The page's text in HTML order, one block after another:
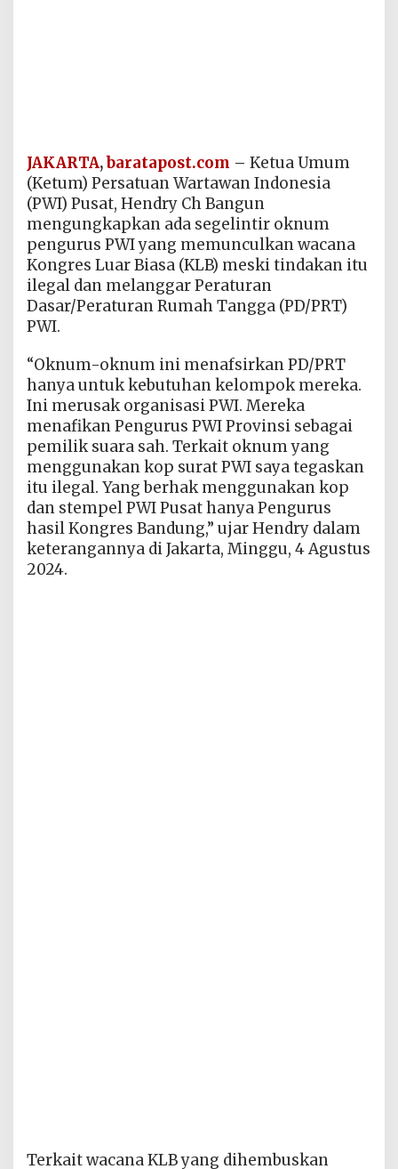
JAKARTA,baratapost.com – Ketua Umum
(Ketum) Persatuan Wartawan Indonesia
(PWI) Pusat, Hendry Ch Bangun
mengungkapkan ada segelintir oknum
pengurus PWI yang memunculkan wacana
Kongres Luar Biasa (KLB) meski tindakan itu
ilegal dan melanggar Peraturan
Dasar/Peraturan Rumah Tangga (PD/PRT)
PWI.
“Oknum-oknum ini menafsirkan PD/PRT
hanya untuk kebutuhan kelompok mereka.
Ini merusak organisasi PWI. Mereka
menafikan Pengurus PWI Provinsi sebagai
pemilik suara sah. Terkait oknum yang
menggunakan kop surat PWI saya tegaskan
itu ilegal. Yang berhak menggunakan kop
dan stempel PWI Pusat hanya Pengurus
hasil Kongres Bandung,” ujar Hendry dalam
keterangannya di Jakarta, Minggu, 4 Agustus
2024.
Terkait wacana KLB yang dihembuskan